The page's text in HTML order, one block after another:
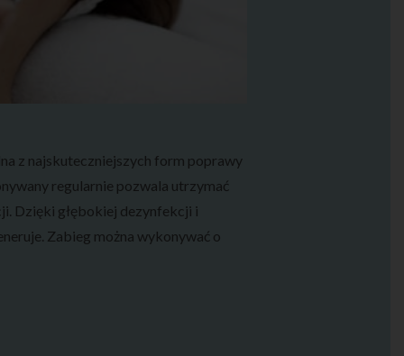
z najskuteczniejszych form poprawy
regularnie pozwala utrzymać
Dzięki głębokiej dezynfekcji i
Zabieg można wykonywać o